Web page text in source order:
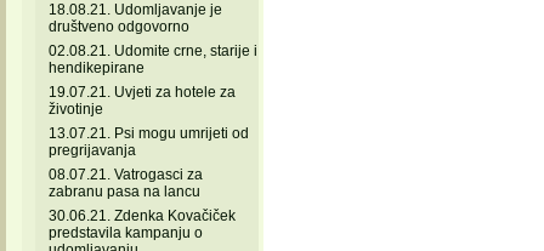
18.08.21. Udomljavanje je
društveno odgovorno
02.08.21. Udomite crne, starije i
hendikepirane
19.07.21. Uvjeti za hotele za
životinje
13.07.21. Psi mogu umrijeti od
pregrijavanja
08.07.21. Vatrogasci za
zabranu pasa na lancu
30.06.21. Zdenka Kovačiček
predstavila kampanju o